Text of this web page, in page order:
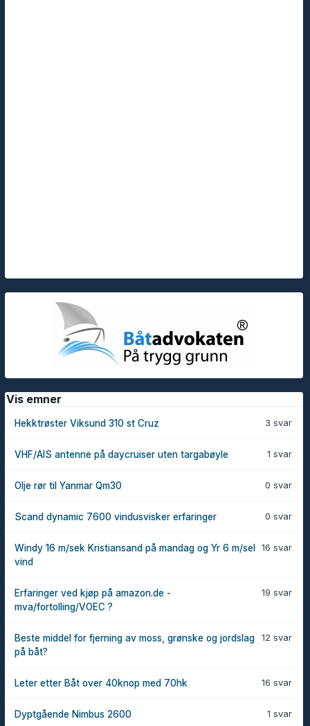
Vis emner
3 svar
Hekktrøster Viksund 310 st Cruz
1 svar
VHF/AIS antenne på daycruiser uten targabøyle
0 svar
Olje rør til Yanmar Qm30
0 svar
Scand dynamic 7600 vindusvisker erfaringer
16 svar
Windy 16 m/sek Kristiansand på mandag og Yr 6 m/sel
vind
19 svar
Erfaringer ved kjøp på amazon.de -
mva/fortolling/VOEC ?
12 svar
Beste middel for fjerning av moss, grønske og jordslag
på båt?
16 svar
Leter etter Båt over 40knop med 70hk
1 svar
Dyptgående Nimbus 2600